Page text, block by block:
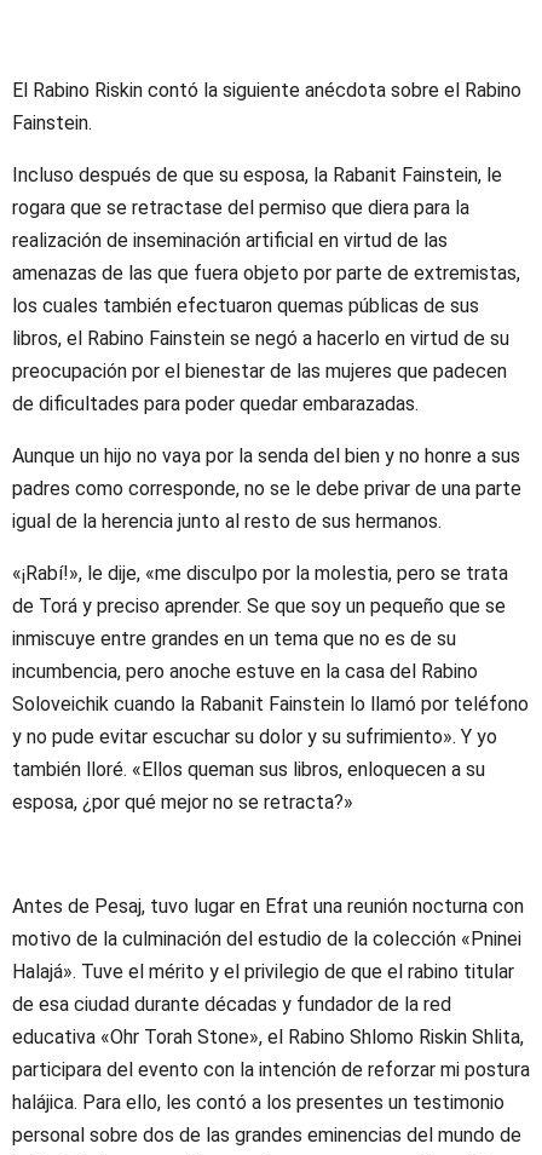
El Rabino Riskin contó la siguiente anécdota sobre el Rabino
Fainstein.
Incluso después de que su esposa, la Rabanit Fainstein, le
rogara que se retractase del permiso que diera para la
realización de inseminación artificial en virtud de las
amenazas de las que fuera objeto por parte de extremistas,
los cuales también efectuaron quemas públicas de sus
libros, el Rabino Fainstein se negó a hacerlo en virtud de su
preocupación por el bienestar de las mujeres que padecen
de dificultades para poder quedar embarazadas.
Aunque un hijo no vaya por la senda del bien y no honre a sus
padres como corresponde, no se le debe privar de una parte
igual de la herencia junto al resto de sus hermanos.
«¡Rabí!», le dije, «me disculpo por la molestia, pero se trata
de Torá y preciso aprender. Se que soy un pequeño que se
inmiscuye entre grandes en un tema que no es de su
incumbencia, pero anoche estuve en la casa del Rabino
Soloveichik cuando la Rabanit Fainstein lo llamó por teléfono
y no pude evitar escuchar su dolor y su sufrimiento». Y yo
también lloré. «Ellos queman sus libros, enloquecen a su
esposa, ¿por qué mejor no se retracta?»
Antes de Pesaj, tuvo lugar en Efrat una reunión nocturna con
motivo de la culminación del estudio de la colección «Pninei
Halajá». Tuve el mérito y el privilegio de que el rabino titular
de esa ciudad durante décadas y fundador de la red
educativa «Ohr Torah Stone», el Rabino Shlomo Riskin Shlita,
participara del evento con la intención de reforzar mi postura
halájica. Para ello, les contó a los presentes un testimonio
personal sobre dos de las grandes eminencias del mundo de